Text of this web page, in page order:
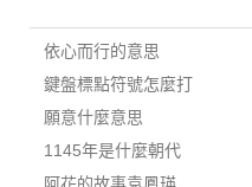
依心而行的意思
鍵盤標點符號怎麼打
願意什麼意思
1145年是什麼朝代